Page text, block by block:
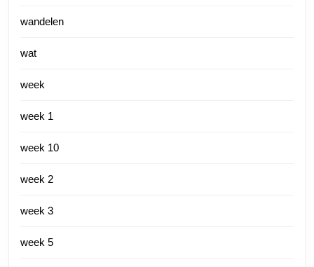
wandelen
wat
week
week 1
week 10
week 2
week 3
week 5